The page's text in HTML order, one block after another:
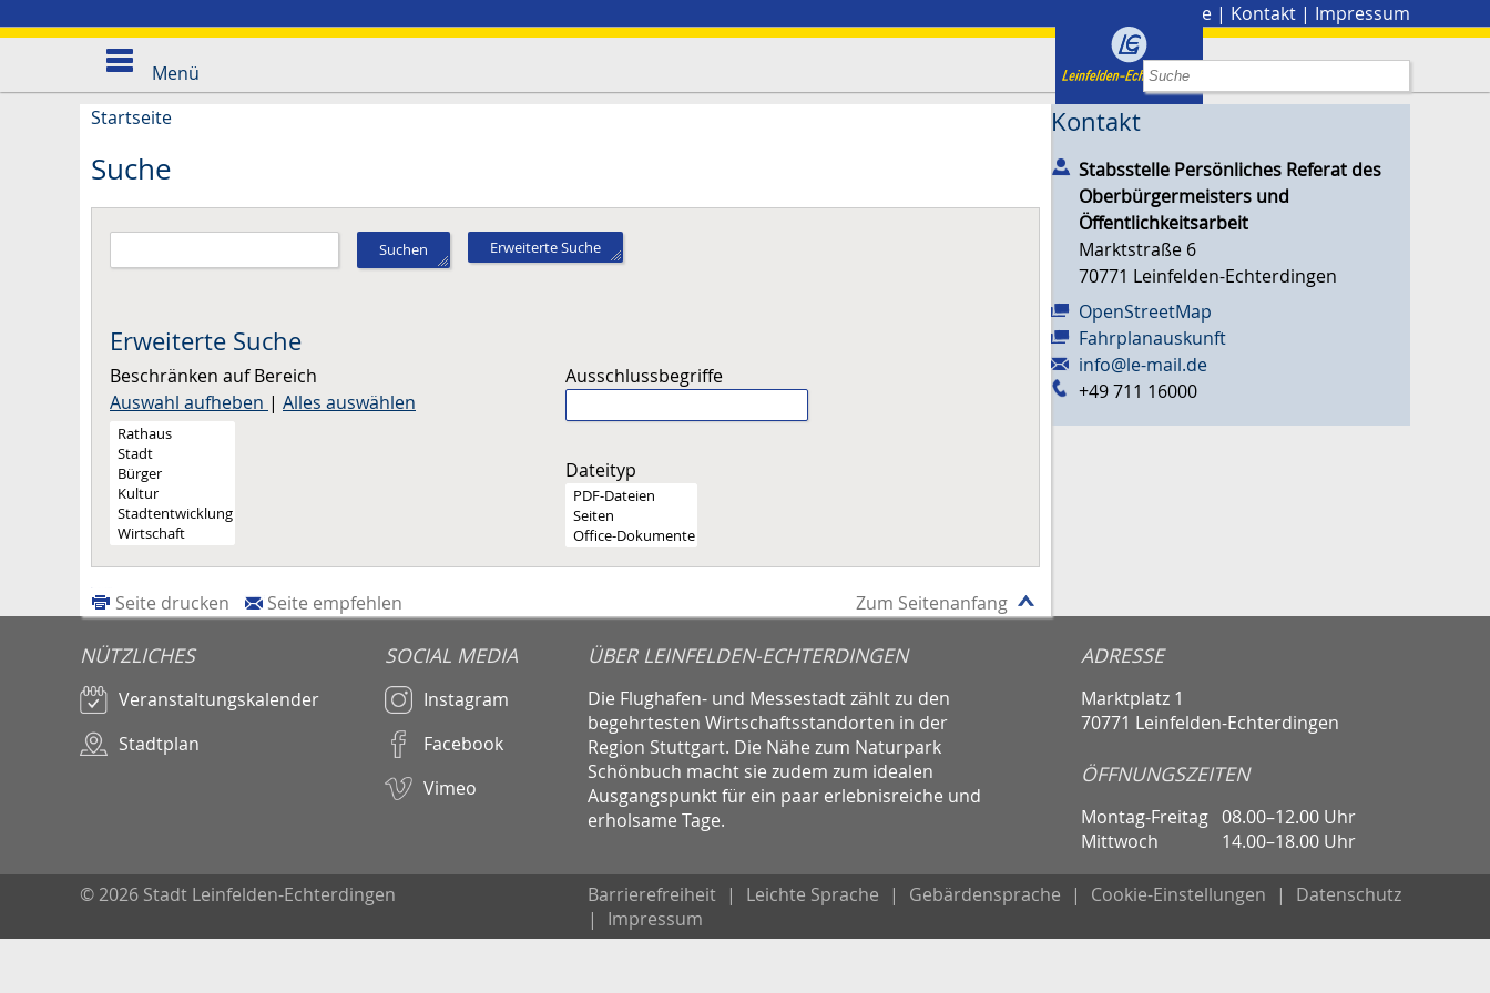
Presse | Kontakt | Impressum
Menü
Startseite
Suche
Suchen Erweiterte Suche
Erweiterte Suche
Beschränken auf Bereich
Auswahl aufheben | Alles auswählen
Ausschlussbegriffe
Dateityp
Zum Seitenanfang
Seite drucken Seite empfehlen
Kontakt
Stabsstelle Persönliches Referat des
Oberbürgermeisters und
Öffentlichkeitsarbeit
Marktstraße 6
70771 Leinfelden-Echterdingen
OpenStreetMap
Fahrplanauskunft
info@le-mail.de
+49 711 16000
NÜTZLICHES
Veranstaltungskalender
Stadtplan
SOCIAL MEDIA
Instagram
Facebook
Vimeo
ÜBER LEINFELDEN-ECHTERDINGEN
Die Flughafen- und Messestadt zählt zu den
begehrtesten Wirtschaftsstandorten in der
Region Stuttgart. Die Nähe zum Naturpark
Schönbuch macht sie zudem zum idealen
Ausgangspunkt für ein paar erlebnisreiche und
erholsame Tage.
ADRESSE
Marktplatz 1
70771 Leinfelden-Echterdingen
ÖFFNUNGSZEITEN
Montag-Freitag 08.00–12.00 Uhr
Mittwoch
14.00–18.00 Uhr
© 2026 Stadt Leinfelden-Echterdingen Barrierefreiheit | Leichte Sprache | Gebärdensprache | Cookie-Einstellungen |
Datenschutz
|
Impressum